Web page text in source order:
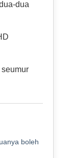
dua
boleh